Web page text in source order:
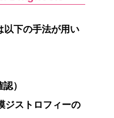
下の手法が用い
）
ジストロフィーの